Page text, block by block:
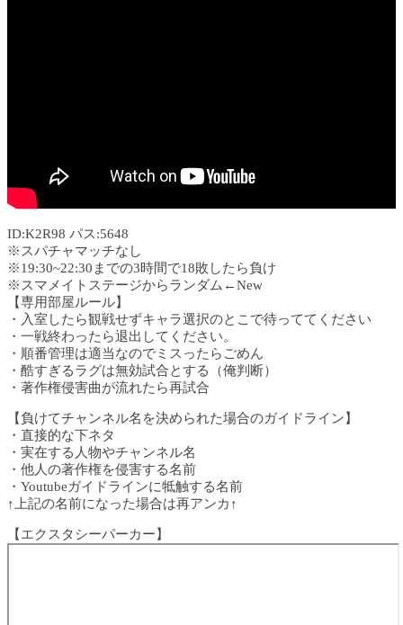
ID:K2R98 パス:5648
※スパチャマッチなし
※19:30~22:30までの3時間で18敗したら負け
※スマメイトステージからランダム←New
【専用部屋ルール】
・入室したら観戦せずキャラ選択のとこで待っててください
・一戦終わったら退出してください。
・順番管理は適当なのでミスったらごめん
・酷すぎるラグは無効試合とする（俺判断）
・著作権侵害曲が流れたら再試合
【負けてチャンネル名を決められた場合のガイドライン】
・直接的な下ネタ
・実在する人物やチャンネル名
・他人の著作権を侵害する名前
・Youtubeガイドラインに牴触する名前
↑上記の名前になった場合は再アンカ↑
【エクスタシーパーカー】